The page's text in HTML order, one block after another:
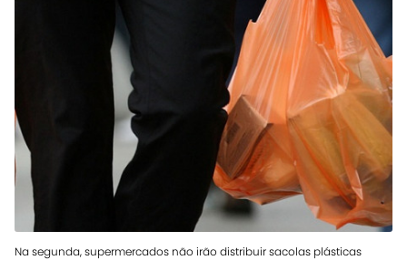
Na segunda, supermercados não irão distribuir sacolas plásticas